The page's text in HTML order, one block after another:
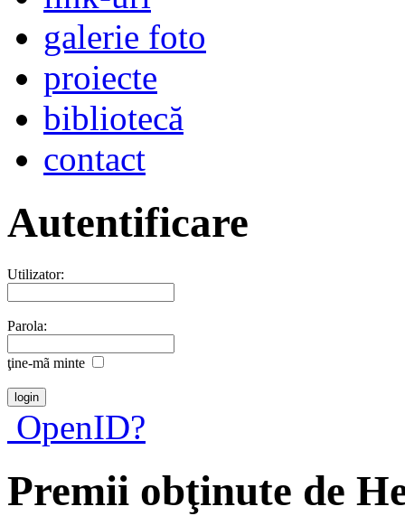
galerie foto
proiecte
bibliotecă
contact
Autentificare
Utilizator:
Parola:
ţine-mã minte
OpenID?
Premii obţinute de